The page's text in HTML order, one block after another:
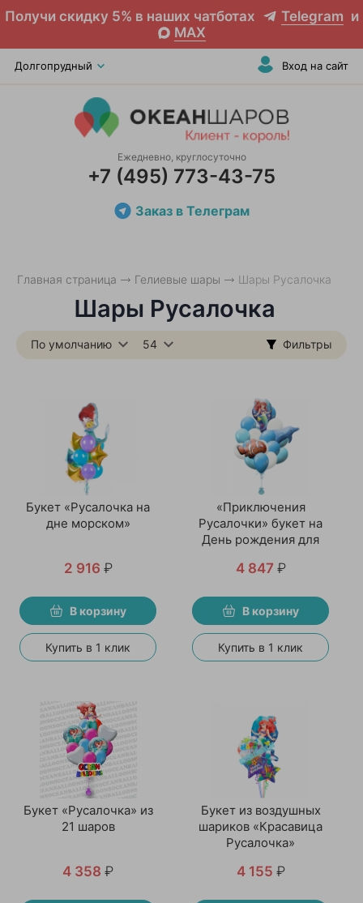
Получи скидку 5% в наших чатботах Telegram и
MAX
Долгопрудный Вход на сайт
Ежедневно, круглосуточно
+7 (495) 773-43-75
Заказ в Телеграм
Главная страница Гелиевые шары Шары Русалочка
Шары Русалочка
Фильтры
По умолчанию 54
Букет «Русалочка на
дне морском»
2 916 ₽
В корзину
Купить в 1 клик
«Приключения
Русалочки» букет на
День рождения для
4 847 ₽
В корзину
Купить в 1 клик
Букет «Русалочка» из
21 шаров
4 358 ₽
Букет из воздушных
шариков «Красавица
Русалочка»
4 155 ₽